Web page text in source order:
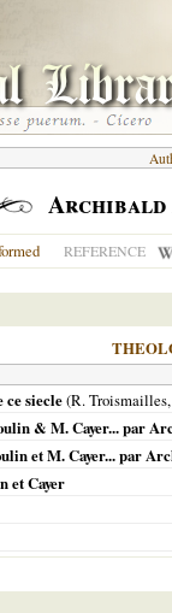
Archibald
REFERENCE
ce siecle(R. Troismailles,
& M. Cayer... par
et M. Cayer... par
et Cayer